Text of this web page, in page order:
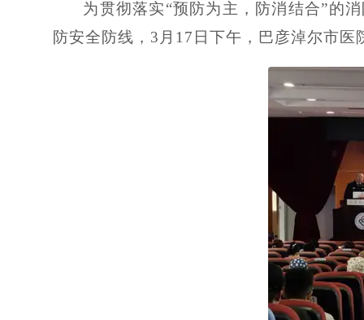
为贯彻落实“预防为主，防消结合”的
防安全防线，3月17日下午，巴彦淖尔市